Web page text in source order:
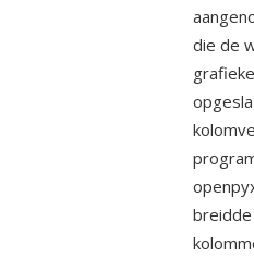
die de
breidde